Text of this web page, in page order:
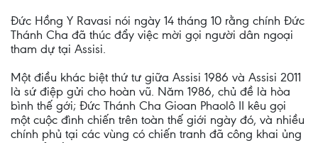
Đức Hồng Y Ravasi nói ngày 14 tháng 10 rằng chính Đức
Thánh Cha đã thúc đẩy việc mời gọi người dân ngoại
tham dự tại Assisi.
Một điều khác biệt thứ tư giữa Assisi 1986 và Assisi 2011
là sứ điệp gửi cho hoàn vũ. Năm 1986, chủ đề là hòa
bình thế gới; Đức Thánh Cha Gioan Phaolô II kêu gọi
một cuộc đình chiến trên toàn thế giới ngày đó, và nhiều
chính phủ tại các vùng có chiến tranh đã công khai ủng